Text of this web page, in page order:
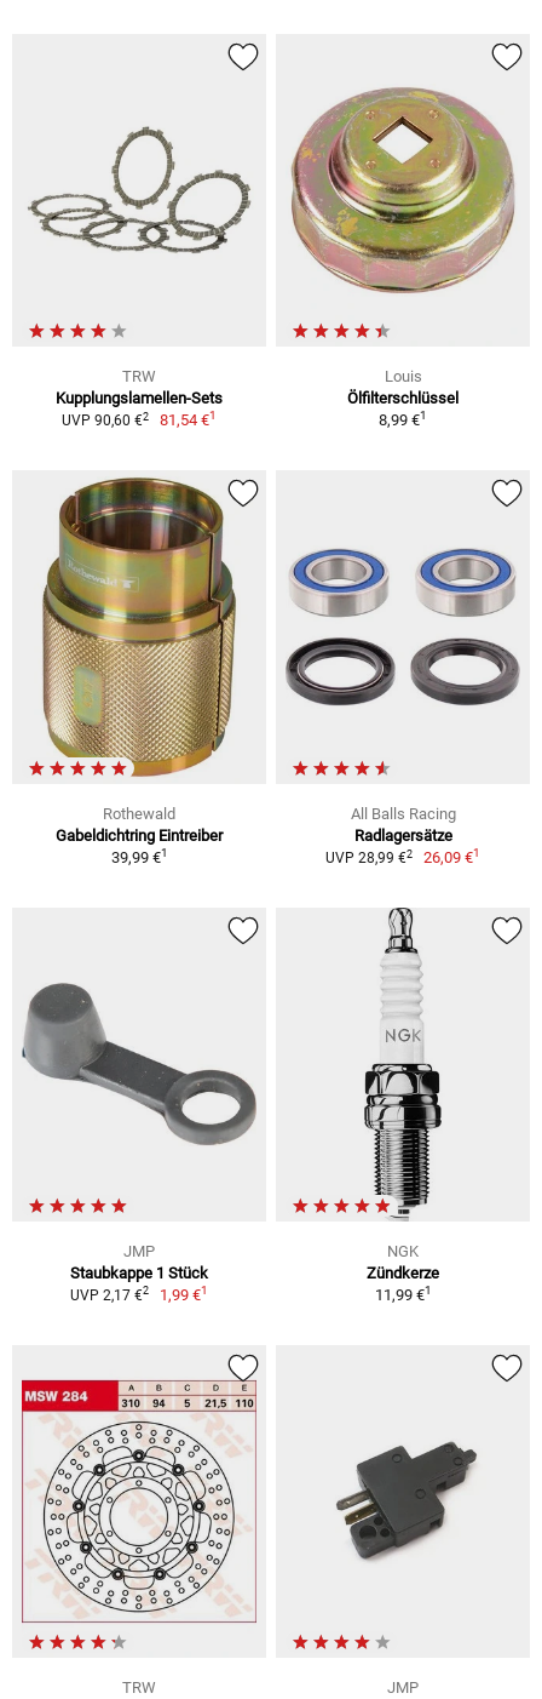
TRW
Kupplungslamellen-Sets
UVP 90,60 €2 81,54 €1
Louis
Ölfilterschlüssel
8,99 €1
Rothewald
Gabeldichtring Eintreiber
39,99 €1
All Balls Racing
Radlagersätze
UVP 28,99 €2 26,09 €1
JMP
Staubkappe 1 Stück
UVP 2,17 €2 1,99 €1
NGK
Zündkerze
11,99 €1
TRW
JMP